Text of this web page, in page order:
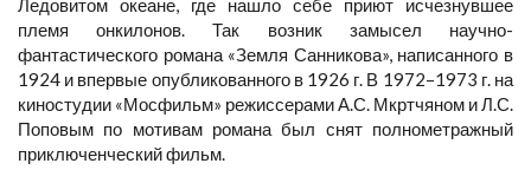
племя онкилонов. Так возник замысел научно-
фантастического романа «Земля Санникова», написанного в
1924 и впервые опубликованного в 1926 г. В 1972–1973 г. на
киностудии «Мосфильм» режиссерами А.С. Мкртчяном и Л.С.
Поповым по мотивам романа был снят полнометражный
приключенческий фильм.